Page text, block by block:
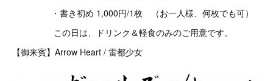
・書き初め 1,000円/1枚 （お一人様、何枚でも可）
この日は、ドリンク＆軽食のみのご用意です。
【御来賓】Arrow Heart / 雷都少女